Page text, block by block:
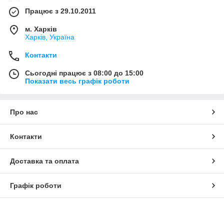
Працює з 29.10.2011
м. Харків
Харків, Україна
Контакти
Сьогодні працює з 08:00 до 15:00
Показати весь графік роботи
Про нас
Контакти
Доставка та оплата
Графік роботи